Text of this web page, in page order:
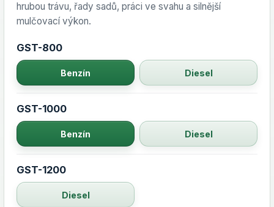
hrubou trávu, řady sadů, práci ve svahu a silnější
mulčovací výkon.
GST-800
Benzín Diesel
GST-1000
Benzín Diesel
GST-1200
Diesel